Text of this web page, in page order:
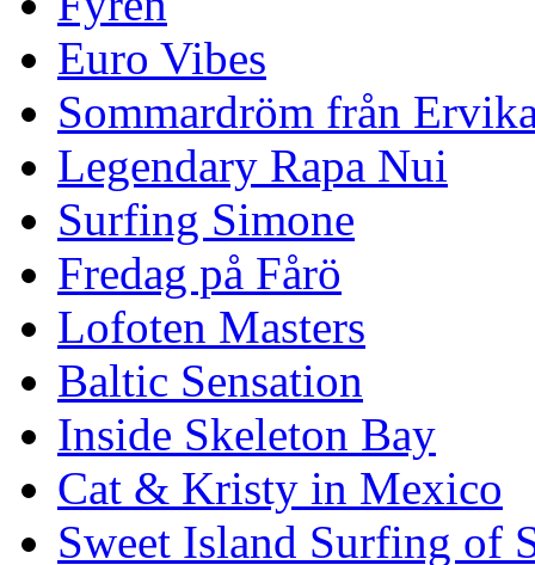
Euro Vibes
Sommardröm från
Legendary Rapa Nui
Surfing Simone
Fredag på Fårö
Lofoten Masters
Baltic Sensation
Inside Skeleton Bay
Cat & Kristy in Mexico
Sweet Island Surfing of